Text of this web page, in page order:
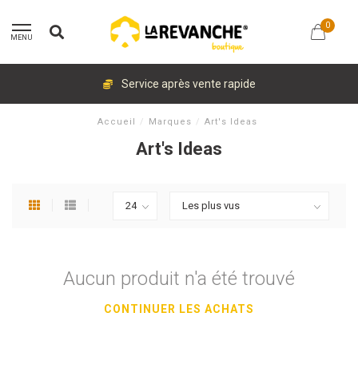
MENU
0
Service après vente rapide
Accueil / Marques / Art's Ideas
Art's Ideas
Aucun produit n'a été trouvé
CONTINUER LES ACHATS